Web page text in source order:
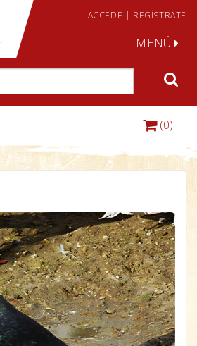
ACCEDE | REGÍSTRATE
MENÚ
(0)